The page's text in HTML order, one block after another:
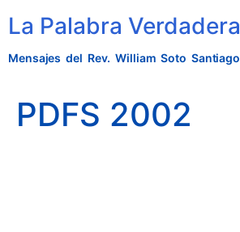
La Palabra Verdadera
Mensajes del Rev. William Soto Santiago
PDFS 2002